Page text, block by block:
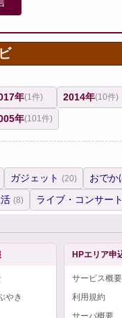
年(1件) 2014年(10件)
年(101件)
ガジェット (20) おでか
(8) ライブ・コンサート
やき
HPエリア申
サービス概要
利用規約
サーバ概要